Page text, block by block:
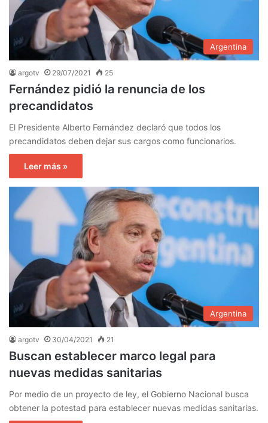
Argentina
argotv 29/07/2021 25
Fernández pidió la renuncia de los
precandidatos
El Presidente Alberto Fernández declaró que todos los
precandidatos deben dejar sus cargos como funcionarios.
Leer más »
Argentina
argotv 30/04/2021 21
Buscan establecer marco legal para
nuevas medidas sanitarias
Por medio de un proyecto de ley, el Gobierno Nacional busca
obtener la potestad para establecer nuevas medidas sanitarias.